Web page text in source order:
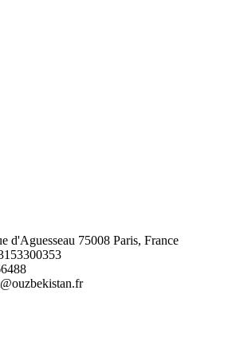
d'Aguesseau 75008 Paris, France